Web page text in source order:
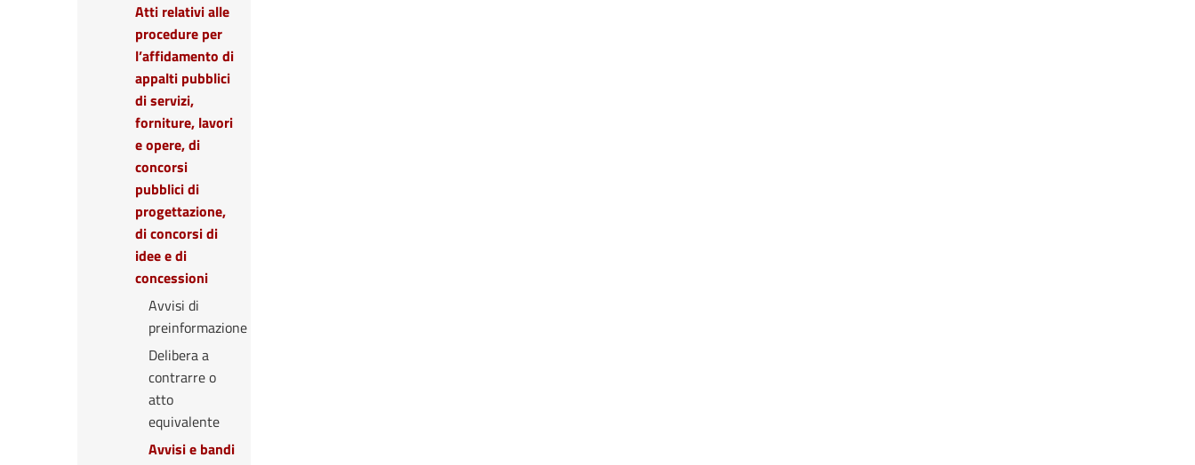
Atti relativi alle
procedure per
l’affidamento di
appalti pubblici
di servizi,
forniture, lavori
e opere, di
concorsi
pubblici di
progettazione,
di concorsi di
idee e di
concessioni
Avvisi di
preinformazione
Delibera a
contrarre o
atto
equivalente
Avvisi e bandi